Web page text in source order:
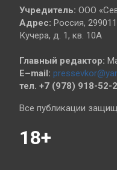
Учредитель: ООО
Адрес: Россия,
Кучера, д. 1, кв. 10А
Главный редактор:
E–mail:
тел. +7 (978) 918-52-
Все публикации
18+